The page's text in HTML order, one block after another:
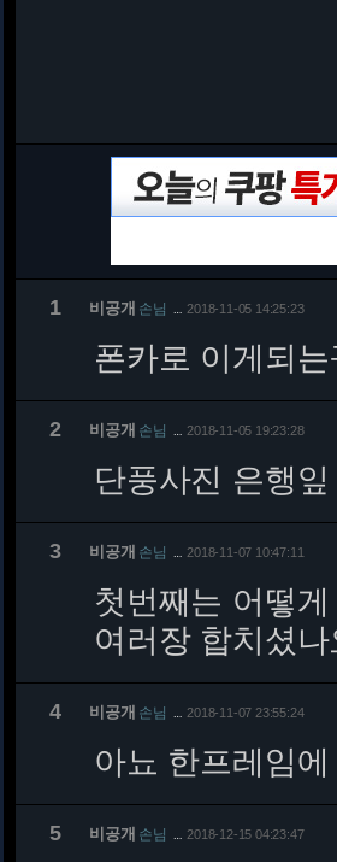
1 비공개 손님 2018-11-05 14:25:23
폰카로 이게되
2 비공개 손님 2018-11-05 19:23:28
단풍사진 은행
3 비공개 손님 2018-11-07 10:47:11
첫번째는 어떻
여러장 합치셨나
4 비공개 손님 2018-11-07 23:55:24
아뇨 한프레임
5 비공개 손님 2018-12-15 04:23:47